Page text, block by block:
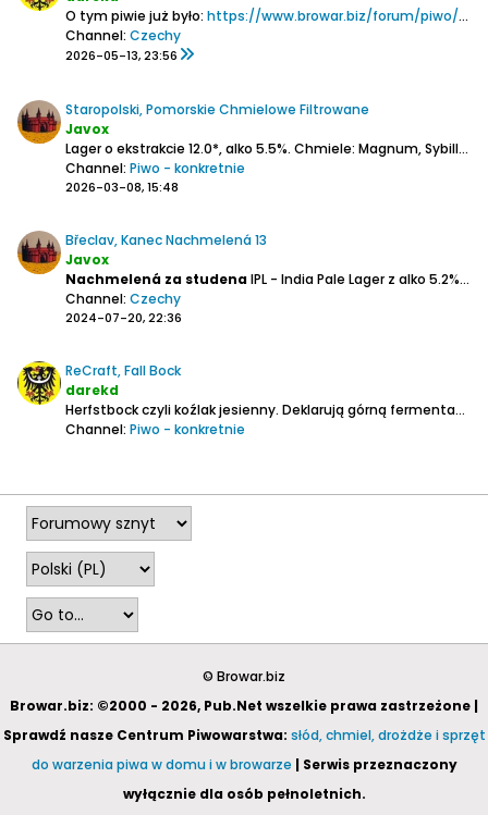
O tym piwie już było: https://www.browar.biz/forum/piwo/pi...zimni-lezak-11
Channel: Czechy
2026-05-13, 23:56
Staropolski, Pomorskie Chmielowe Filtrowane
Javox
Lager o ekstrakcie 12.0*, alko 5.5%. Chmiele: Magnum, Sybilla Hallertauer Tradition, Citra.
Channel: Piwo - konkretnie
2026-03-08, 15:48
Břeclav, Kanec Nachmelená 13
Javox
Nachmelená za studenaIPL - India Pale Lager z alko 5.2% (ekstarkt 13*)
Channel: Czechy
2024-07-20, 22:36
ReCraft, Fall Bock
darekd
Herfstbock czyli koźlak jesienny. Deklarują górną fermentację.
Channel: Piwo - konkretnie
© Browar.biz
Browar.biz: ©2000 - 2026, Pub.Net wszelkie prawa zastrzeżone |
Sprawdź nasze Centrum Piwowarstwa: słód, chmiel, drożdże i sprzęt
do warzenia piwa w domu i w browarze | Serwis przeznaczony
wyłącznie dla osób pełnoletnich.